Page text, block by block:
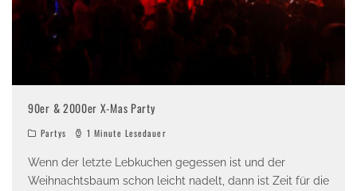
90er & 2000er X-Mas Party
Partys 1 Minute Lesedauer
Wenn der letzte Lebkuchen gegessen ist und der
Weihnachtsbaum schon leicht nadelt, dann ist Zeit für die